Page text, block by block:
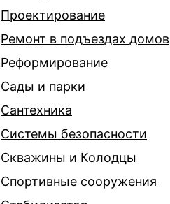
Проектирование
Ремонт в подъездах домов
Реформирование
Сады и парки
Сантехника
Системы безопасности
Скважины и Колодцы
Спортивные сооружения